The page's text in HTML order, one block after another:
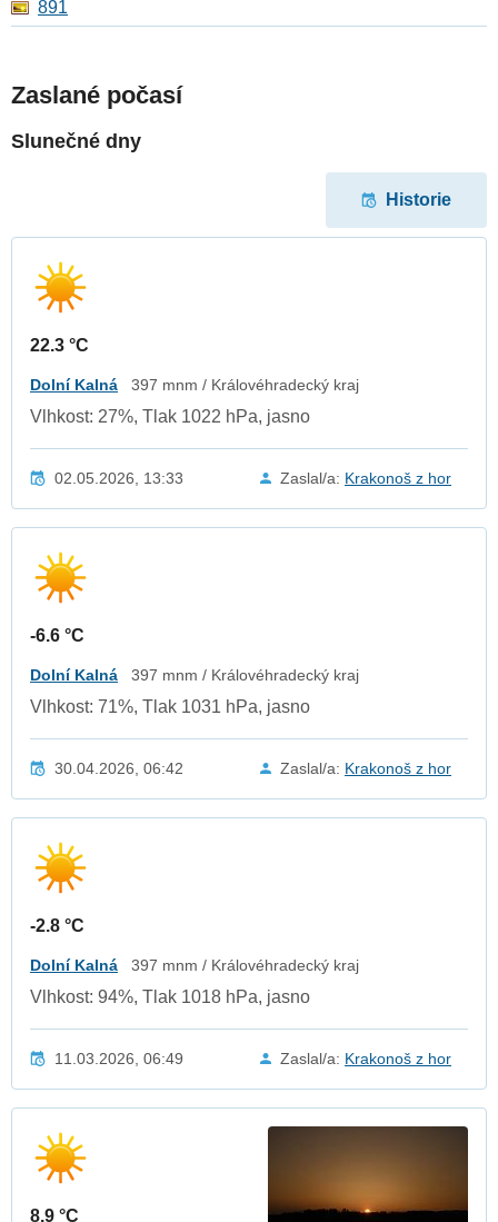
891
Zaslané počasí
Slunečné dny
Historie
22.3 °C
Dolní Kalná 397 mnm / Královéhradecký kraj
Vlhkost: 27%, Tlak 1022 hPa, jasno
02.05.2026, 13:33 Zaslal/a: Krakonoš z hor
-6.6 °C
Dolní Kalná 397 mnm / Královéhradecký kraj
Vlhkost: 71%, Tlak 1031 hPa, jasno
30.04.2026, 06:42 Zaslal/a: Krakonoš z hor
-2.8 °C
Dolní Kalná 397 mnm / Královéhradecký kraj
Vlhkost: 94%, Tlak 1018 hPa, jasno
11.03.2026, 06:49 Zaslal/a: Krakonoš z hor
8.9 °C